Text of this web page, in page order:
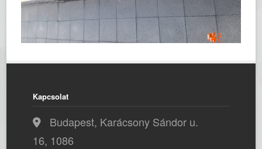
Kapcsolat
Budapest, Karácsony Sándor u.
16, 1086